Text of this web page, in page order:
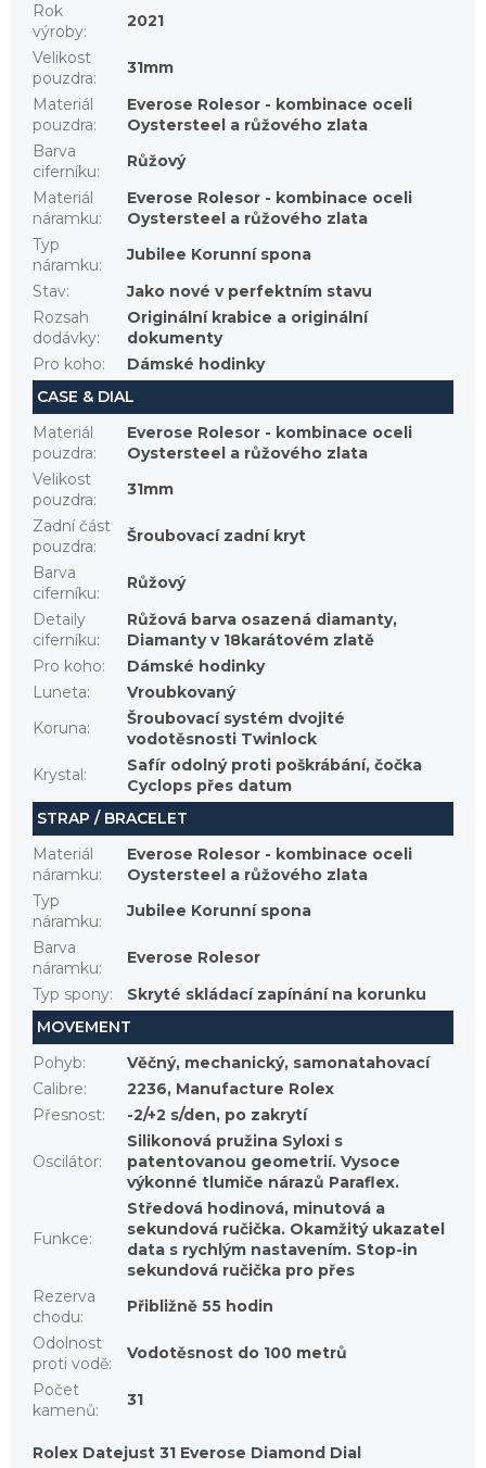
Rok
výroby:
2021
Velikost
pouzdra:
31mm
Materiál
pouzdra:
Everose Rolesor - kombinace oceli
Oystersteel a růžového zlata
Barva
ciferníku:
Růžový
Materiál
náramku:
Everose Rolesor - kombinace oceli
Oystersteel a růžového zlata
Typ
náramku:
Jubilee Korunní spona
Stav:
Jako nové v perfektním stavu
Rozsah
dodávky:
Originální krabice a originální
dokumenty
Pro koho:
Dámské hodinky
CASE & DIAL
Materiál
pouzdra:
Everose Rolesor - kombinace oceli
Oystersteel a růžového zlata
Velikost
pouzdra:
31mm
Zadní část
pouzdra:
Šroubovací zadní kryt
Barva
ciferníku:
Růžový
Detaily
ciferníku:
Růžová barva osazená diamanty,
Diamanty v 18karátovém zlatě
Pro koho:
Dámské hodinky
Luneta:
Vroubkovaný
Koruna:
Šroubovací systém dvojité
vodotěsnosti Twinlock
Krystal :
Safír odolný proti poškrábání, čočka
Cyclops přes datum
STRAP / BRACELET
Materiál
náramku:
Everose Rolesor - kombinace oceli
Oystersteel a růžového zlata
Typ
náramku:
Jubilee Korunní spona
Barva
náramku:
Everose Rolesor
Typ spony:
Skryté skládací zapínání na korunku
MOVEMENT
Pohyb:
Věčný, mechanický, samonatahovací
Calibre:
2236, Manufacture Rolex
Přesnost: -2/+2 s/den, po zakrytí
Oscilátor:
Silikonová pružina Syloxi s
patentovanou geometrií. Vysoce
výkonné tlumiče nárazů Paraflex.
Funkce:
Středová hodinová, minutová a
sekundová ručička. Okamžitý ukazatel
data s rychlým nastavením. Stop-in
sekundová ručička pro přes
Rezerva
chodu:
Přibližně 55 hodin
Odolnost
proti vodě:
Vodotěsnost do 100 metrů
Počet
kamenů:
31
Rolex Datejust 31 Everose Diamond Dial